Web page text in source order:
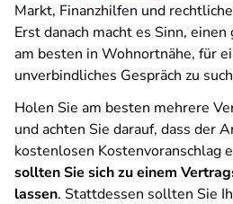
Markt, Finanzhilfen und
Erst danach macht es Sinn,
am besten in Wohnortnähe, für
unverbindliches Gespräch zu
Holen Sie am besten mehrere
und achten Sie darauf, dass der
kostenlosen Kostenvoranschlag
sollten Sie sich zu einem
lassen. Stattdessen sollten Sie